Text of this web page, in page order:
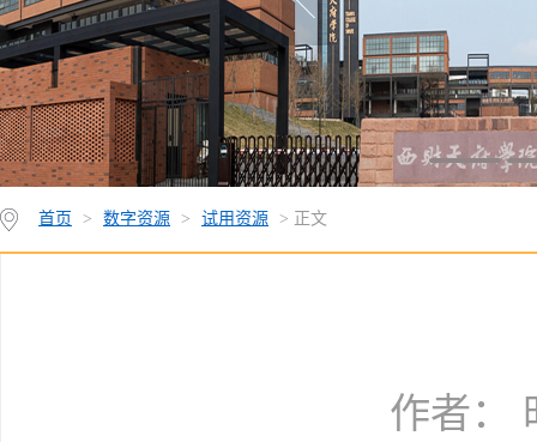
首页 > 数字资源 > 试用资源 > 正文
作者：